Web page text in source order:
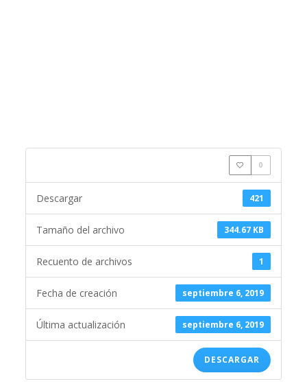
0
421
Descargar
344.67 KB
Tamaño del archivo
1
Recuento de archivos
septiembre 6, 2019
Fecha de creación
septiembre 6, 2019
Última actualización
DESCARGAR